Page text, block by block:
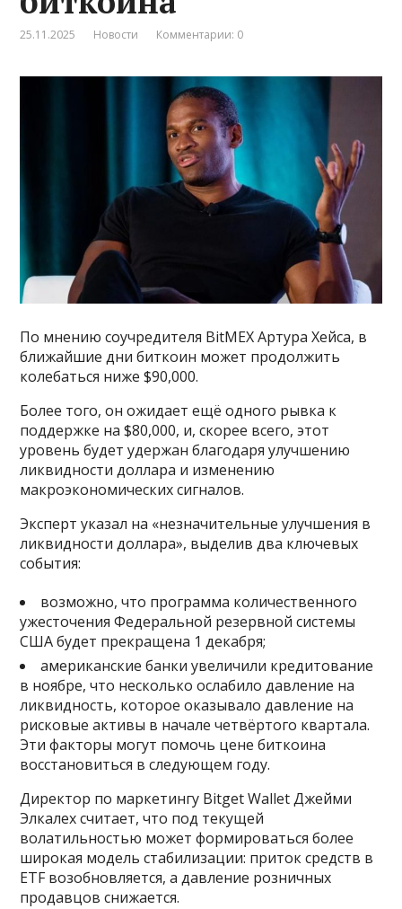
25.11.2025 Новости Комментарии: 0
По мнению соучредителя BitMEX Артура Хейса, в
ближайшие дни биткоин может продолжить
колебаться ниже $90,000.
Более того, он ожидает ещё одного рывка к
поддержке на $80,000, и, скорее всего, этот
уровень будет удержан благодаря улучшению
ликвидности доллара и изменению
макроэкономических сигналов.
Эксперт указал на «незначительные улучшения в
ликвидности доллара», выделив два ключевых
события:
возможно, что программа количественного
ужесточения Федеральной резервной системы
США будет прекращена 1 декабря;
американские банки увеличили кредитование
в ноябре, что несколько ослабило давление на
ликвидность, которое оказывало давление на
рисковые активы в начале четвёртого квартала.
Эти факторы могут помочь цене биткоина
восстановиться в следующем году.
Директор по маркетингу Bitget Wallet Джейми
Элкалех считает, что под текущей
волатильностью может формироваться более
широкая модель стабилизации: приток средств в
ETF возобновляется, а давление розничных
продавцов снижается.